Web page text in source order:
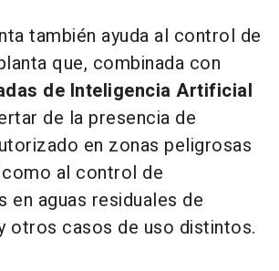
también ayuda al control de
que, combinada con
de Inteligencia Artificial
de la presencia de
en zonas peligrosas
al control de
en aguas residuales de
otros casos de uso distintos.